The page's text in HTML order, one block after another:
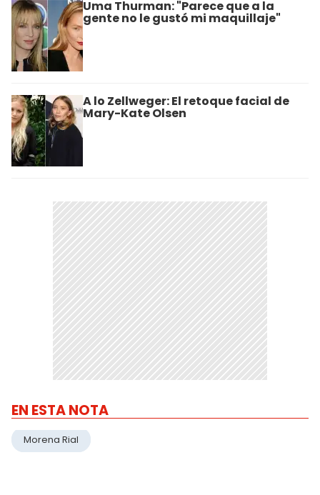
Uma Thurman: "Parece que a la
gente no le gustó mi maquillaje"
A lo Zellweger: El retoque facial de
Mary-Kate Olsen
EN ESTA NOTA
Morena Rial